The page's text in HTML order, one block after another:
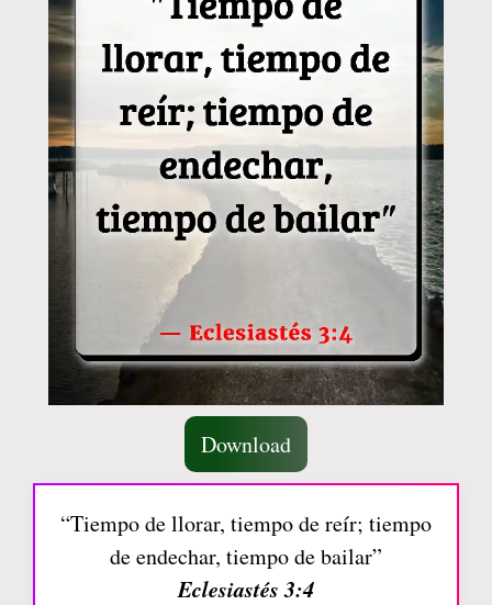
Download
“Tiempo de llorar, tiempo de reír; tiempo
de endechar, tiempo de bailar”
Eclesiastés 3:4